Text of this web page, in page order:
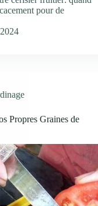
pour de
Propres Graines de